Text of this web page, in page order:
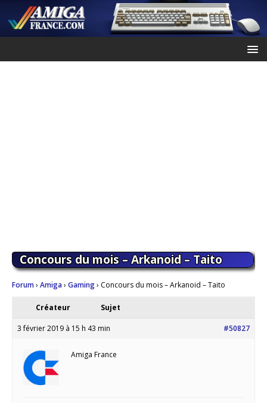
Concours du mois – Arkanoid – Taito
Forum› Amiga› Gaming› Concours du mois – Arkanoid – Taito
Créateur Sujet
3 février 2019 à 15 h 43 min #50827
Amiga France